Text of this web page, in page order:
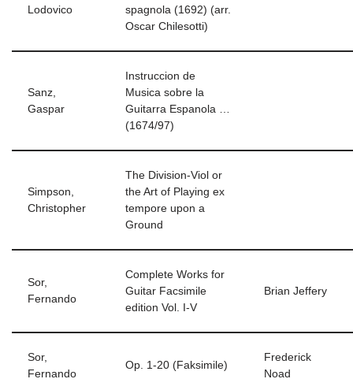
Lodovico
spagnola (1692) (arr.
Oscar Chilesotti)
Sanz,
Gaspar
Instruccion de
Musica sobre la
Guitarra Espanola …
(1674/97)
Simpson,
Christopher
The Division-Viol or
the Art of Playing ex
tempore upon a
Ground
Sor,
Fernando
Complete Works for
Guitar Facsimile
edition Vol. I-V
Brian Jeffery
Sor,
Fernando
Op. 1-20 (Faksimile)
Frederick
Noad